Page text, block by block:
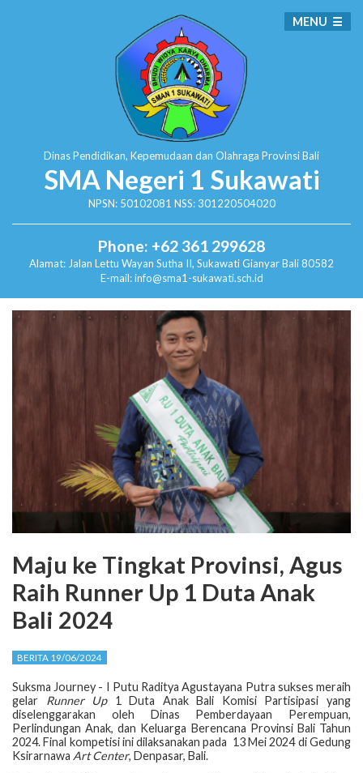
Dinas Pendidikan, Kepemudaan dan Olahraga Provinsi Bali
SMA Negeri 1 Sukawati
NPSN: 50102081 NSS: 301220504020
Phone: +62 361 299628
Alamat: Jalan Lettu Wayan Sutha II, SukawatiGianyar Bali 80582
E-mail: info@sma1-sukawati.sch.id
MENU
Maju ke Tingkat Provinsi, Agus
Raih Runner Up 1 Duta Anak
Bali 2024
BERITA 19/06/2024
Suksma Journey - I Putu Raditya Agustayana Putra sukses meraih
gelar Runner Up1 Duta Anak Bali Komisi Partisipasi yang
diselenggarakan oleh Dinas Pemberdayaan Perempuan,
Perlindungan Anak, dan Keluarga Berencana Provinsi Bali Tahun
2024. Final kompetisi ini dilaksanakan pada 13 Mei 2024 di Gedung
Ksirarnawa Art Center, Denpasar, Bali.